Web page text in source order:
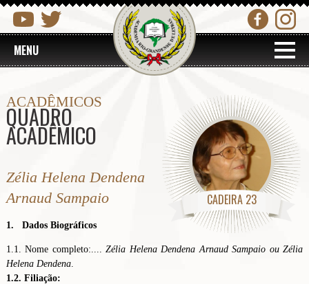
MENU
CADEIRA 23
ACADÊMICOS
QUADRO
ACADÊMICO
Zélia Helena Dendena
Arnaud Sampaio
1. Dados Biográficos
1.1. Nome completo:....Zélia Helena Dendena Arnaud Sampaio ou Zélia
Helena Dendena.
1.2. Filiação: